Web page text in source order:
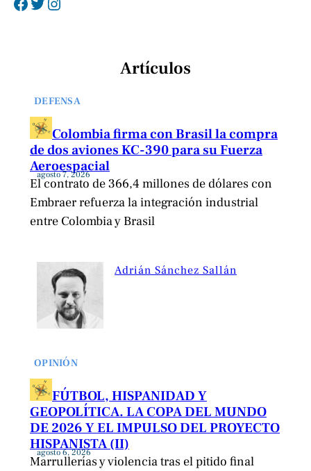
Artículos
DEFENSA
Colombia firma con Brasil la compra
de dos aviones KC-390 para su Fuerza
Aeroespacial
agosto 7, 2026
El contrato de 366,4 millones de dólares con
Embraer refuerza la integración industrial
entre Colombia y Brasil
Adrián Sánchez Sallán
OPINIÓN
FÚTBOL, HISPANIDAD Y
GEOPOLÍTICA. LA COPA DEL MUNDO
DE 2026 Y EL IMPULSO DEL PROYECTO
HISPANISTA (II)
agosto 6, 2026
Marrullerías y violencia tras el pitido final